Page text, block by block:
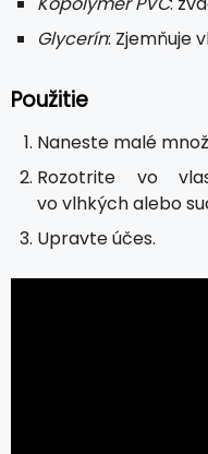
Glycerín: Zjemňuje
Použitie
Naneste malé
Rozotrite vo
vo vlhkých alebo
Upravte účes.